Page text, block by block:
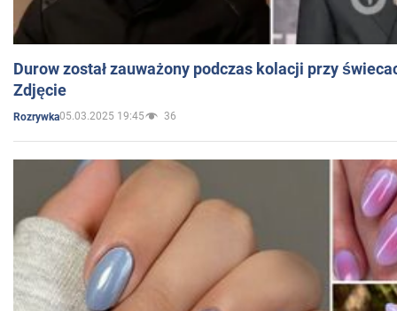
Durow został zauważony podczas kolacji przy
Zdjęcie
Rozrywka05.03.2025 19:45 36